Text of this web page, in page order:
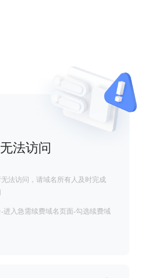
法访问
法访问，请域名所有人及时完成
入急需续费域名页面-勾选续费域